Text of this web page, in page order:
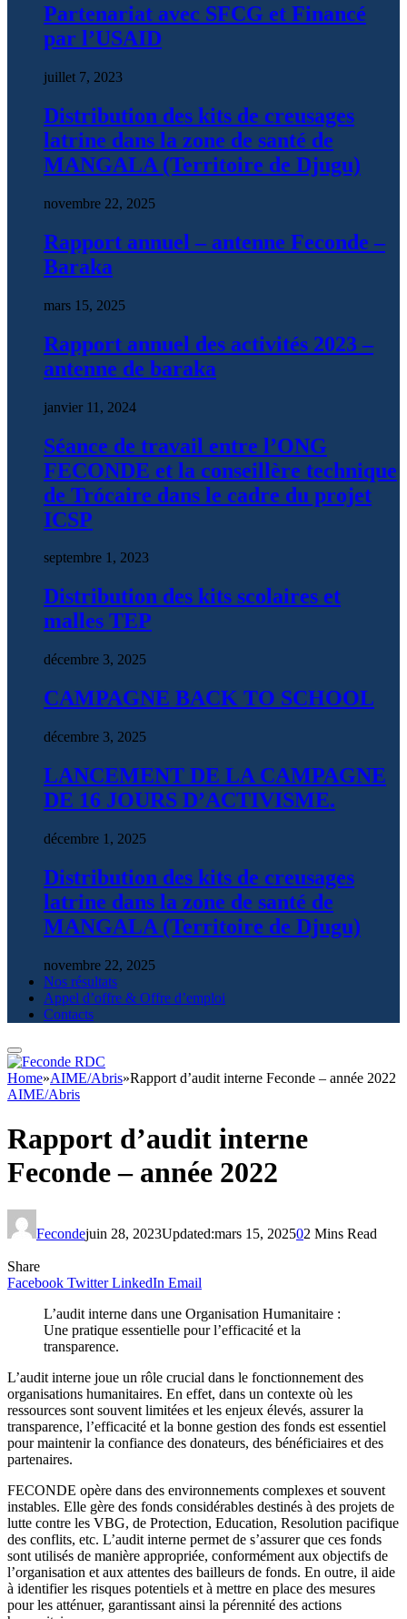
Partenariat avec SFCG et Financé
par l’USAID
juillet 7, 2023
Distribution des kits de creusages
latrine dans la zone de santé de
MANGALA (Territoire de Djugu)
novembre 22, 2025
Rapport annuel – antenne Feconde –
Baraka
mars 15, 2025
Rapport annuel des activités 2023 –
antenne de baraka
janvier 11, 2024
Séance de travail entre l’ONG
FECONDE et la conseillère technique
de Trócaire dans le cadre du projet
ICSP
septembre 1, 2023
Distribution des kits scolaires et
malles TEP
décembre 3, 2025
CAMPAGNE BACK TO SCHOOL
décembre 3, 2025
LANCEMENT DE LA CAMPAGNE
DE 16 JOURS D’ACTIVISME.
décembre 1, 2025
Distribution des kits de creusages
latrine dans la zone de santé de
MANGALA (Territoire de Djugu)
novembre 22, 2025
Nos résultats
Appel d’offre & Offre d’emploi
Contacts
Home»AIME/Abris»Rapport d’audit interne Feconde – année 2022
AIME/Abris
Rapport d’audit interne
Feconde – année 2022
Fecondejuin 28, 2023Updated:mars 15, 202502 Mins Read
Share
Facebook Twitter LinkedIn Email
L’audit interne dans une Organisation Humanitaire :
Une pratique essentielle pour l’efficacité et la
transparence.
L’audit interne joue un rôle crucial dans le fonctionnement des
organisations humanitaires. En effet, dans un contexte où les
ressources sont souvent limitées et les enjeux élevés, assurer la
transparence, l’efficacité et la bonne gestion des fonds est essentiel
pour maintenir la confiance des donateurs, des bénéficiaires et des
partenaires.
FECONDE opère dans des environnements complexes et souvent
instables. Elle gère des fonds considérables destinés à des projets de
lutte contre les VBG, de Protection, Education, Resolution pacifique
des conflits, etc. L’audit interne permet de s’assurer que ces fonds
sont utilisés de manière appropriée, conformément aux objectifs de
l’organisation et aux attentes des bailleurs de fonds. En outre, il aide
à identifier les risques potentiels et à mettre en place des mesures
pour les atténuer, garantissant ainsi la pérennité des actions